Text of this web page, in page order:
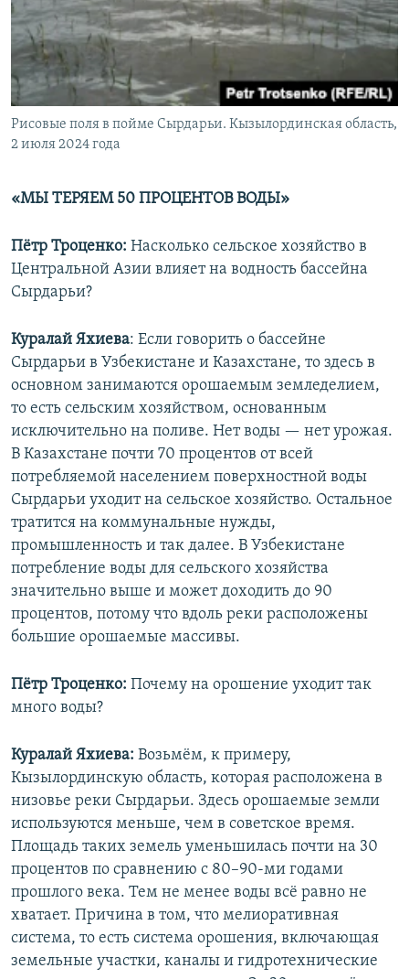
Рисовые поля в пойме Сырдарьи. Кызылординская область,
2 июля 2024 года
«МЫ ТЕРЯЕМ 50 ПРОЦЕНТОВ ВОДЫ»
Пётр Троценко: Насколько сельское хозяйство в
Центральной Азии влияет на водность бассейна
Сырдарьи?
Куралай Яхиева: Если говорить о бассейне
Сырдарьи в Узбекистане и Казахстане, то здесь в
основном занимаются орошаемым земледелием,
то есть сельским хозяйством, основанным
исключительно на поливе. Нет воды — нет урожая.
В Казахстане почти 70 процентов от всей
потребляемой населением поверхностной воды
Сырдарьи уходит на сельское хозяйство. Остальное
тратится на коммунальные нужды,
промышленность и так далее. В Узбекистане
потребление воды для сельского хозяйства
значительно выше и может доходить до 90
процентов, потому что вдоль реки расположены
большие орошаемые массивы.
Пётр Троценко: Почему на орошение уходит так
много воды?
Куралай Яхиева: Возьмём, к примеру,
Кызылординскую область, которая расположена в
низовье реки Сырдарьи. Здесь орошаемые земли
используются меньше, чем в советское время.
Площадь таких земель уменьшилась почти на 30
процентов по сравнению с 80–90-ми годами
прошлого века. Тем не менее воды всё равно не
хватает. Причина в том, что мелиоративная
система, то есть система орошения, включающая
земельные участки, каналы и гидротехнические